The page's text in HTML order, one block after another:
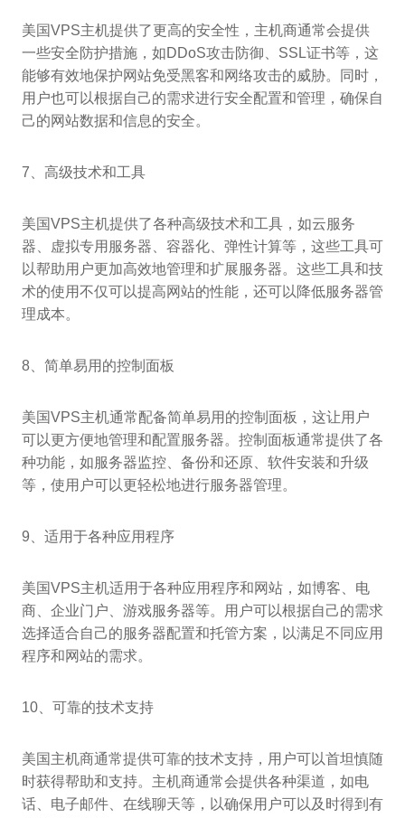
美国VPS主机提供了更高的安全性，主机商通常会提供
一些安全防护措施，如DDoS攻击防御、SSL证书等，这
能够有效地保护网站免受黑客和网络攻击的威胁。同时，
用户也可以根据自己的需求进行安全配置和管理，确保自
己的网站数据和信息的安全。
7、高级技术和工具
美国VPS主机提供了各种高级技术和工具，如云服务
器、虚拟专用服务器、容器化、弹性计算等，这些工具可
以帮助用户更加高效地管理和扩展服务器。这些工具和技
术的使用不仅可以提高网站的性能，还可以降低服务器管
理成本。
8、简单易用的控制面板
美国VPS主机通常配备简单易用的控制面板，这让用户
可以更方便地管理和配置服务器。控制面板通常提供了各
种功能，如服务器监控、备份和还原、软件安装和升级
等，使用户可以更轻松地进行服务器管理。
9、适用于各种应用程序
美国VPS主机适用于各种应用程序和网站，如博客、电
商、企业门户、游戏服务器等。用户可以根据自己的需求
选择适合自己的服务器配置和托管方案，以满足不同应用
程序和网站的需求。
10、可靠的技术支持
美国主机商通常提供可靠的技术支持，用户可以首坦慎随
时获得帮助和支持。主机商通常会提供各种渠道，如电
话、电子邮件、在线聊天等，以确保用户可以及时得到有